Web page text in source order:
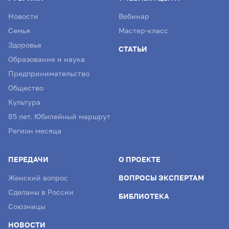
Новости
Семья
Здоровье
Образование и наука
Предпринимательство
Общество
Культура
85 лет. Юбилейный маршрут
Регион месяца
Вебинар
Мастер-класс
СТАТЬИ
ПЕРЕДАЧИ
Женский вопрос
Сделаны в России
Союзницы
НОВОСТИ
О ПРОЕКТЕ
ВОПРОСЫ ЭКСПЕРТАМ
БИБЛИОТЕКА